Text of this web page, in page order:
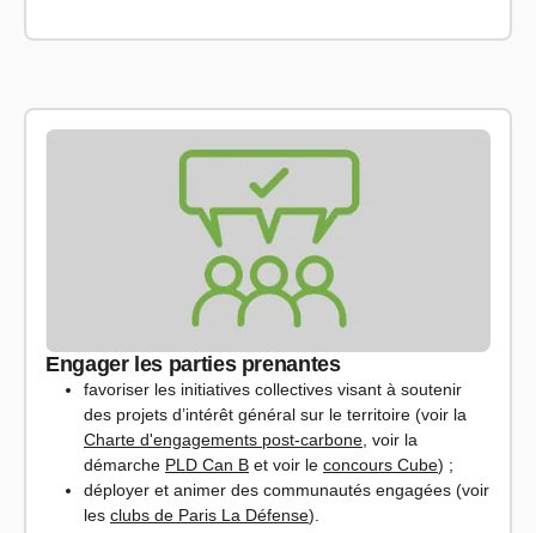
Engager les parties prenantes
favoriser les initiatives collectives visant à soutenir
des projets d’intérêt général sur le territoire (voir la
Charte d'engagements post-carbone , voir la
démarche PLD Can B et voir le concours Cube) ;
déployer et animer des communautés engagées (voir
les clubs de Paris La Défense).